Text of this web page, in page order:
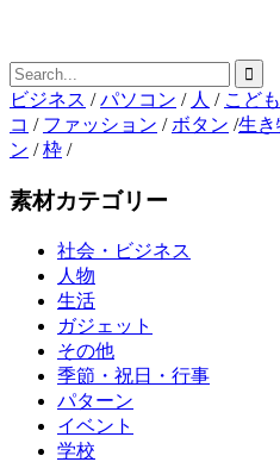
ビジネス /パソコン / 人 / こども
コ / ファッション / ボタン /生き
ン /枠 /
素材カテゴリー
社会・ビジネス
人物
生活
ガジェット
その他
季節・祝日・行事
パターン
イベント
学校